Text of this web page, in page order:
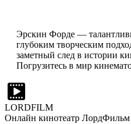
Эрскин Форде —
глубоким творческим
заметный след в истории
Погрузитесь в мир
LORDFILM
Онлайн кинотеатр